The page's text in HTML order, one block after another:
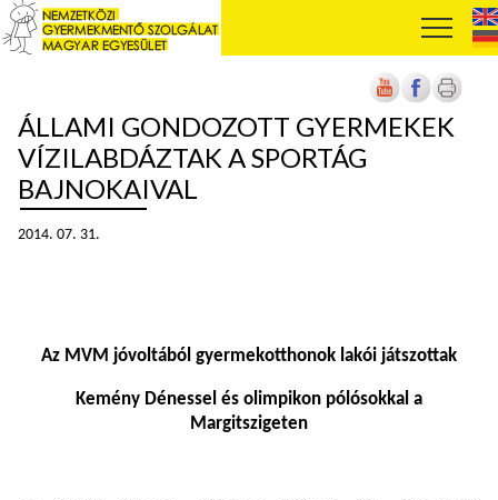
ÁLLAMI GONDOZOTT GYERMEKEK
VÍZILABDÁZTAK A SPORTÁG
BAJNOKAIVAL
2014. 07. 31.
Az MVM jóvoltából gyermekotthonok lakói játszottak
Kemény Dénessel és olimpikon pólósokkal a
Margitszigeten